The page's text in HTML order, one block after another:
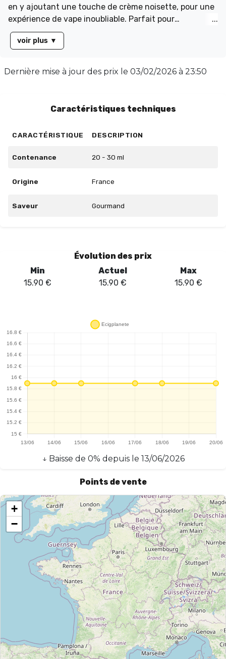
en y ajoutant une touche de crème noisette, pour une
expérience de vape inoubliable. Parfait pour
accompagner vos moments de détente, chaque
bouffée révèle une explosion de saveurs vanille
journée, ce concentré se dose à 10% pour une base
pleinement les arômes. Disponible en flacon de 30 ml.
voir plus ▼
Dernière mise à jour des prix le 03/02/2026 à 23:50
Caractéristiques techniques
CARACTÉRISTIQUE DESCRIPTION
Contenance 20 - 30 ml
Origine France
Saveur Gourmand
Évolution des prix
Min
15.90 €
Actuel
15.90 €
Max
15.90 €
↓ Baisse de 0% depuis le 13/06/2026
Points de vente
+
−